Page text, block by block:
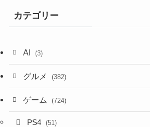
カテゴリー
AI (3)
グルメ (382)
ゲーム (724)
PS4 (51)